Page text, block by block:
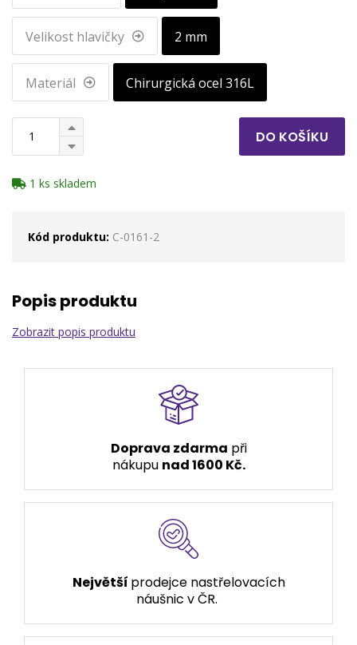
Velikost hlavičky 2 mm
Materiál Chirurgická ocel 316L
DO KOŠÍKU
1 ks skladem
Kód produktu: C-0161-2
Popis produktu
Zobrazit popis produktu
Doprava zdarma při
nákupu nad 1600 Kč.
Největší prodejce nastřelovacích
náušnic v ČR.